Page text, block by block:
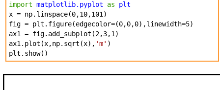
import matplotlib.pyplot as
plt
x = np.linspace(0,10,101)
fig = plt.figure(edgecolor=(0,0,0),linewidth=5)
ax1 = fig.add_subplot(2,3,1)
ax1.plot(x,np.sqrt(x), 'm' )
plt.show()